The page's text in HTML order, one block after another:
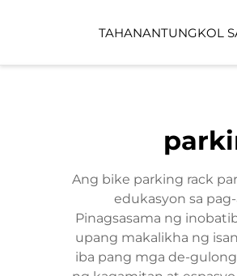
TAHANANTUNGKOL
Ang bike parking rack
edukasyon sa
Pinagsasama ng
upang makalikha ng
iba pang mga de-